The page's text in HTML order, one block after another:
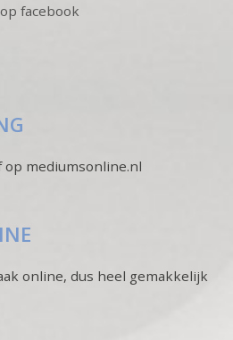
op facebook
op mediumsonline.nl
online, dus heel gemakkelijk